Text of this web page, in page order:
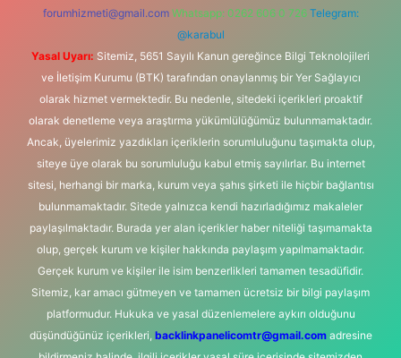
forumhizmeti@gmail.com Whatsapp: 0262 606 0 726 Telegram:
@karabul
Yasal Uyarı: Sitemiz, 5651 Sayılı Kanun gereğince Bilgi Teknolojileri
ve İletişim Kurumu (BTK) tarafından onaylanmış bir Yer Sağlayıcı
olarak hizmet vermektedir. Bu nedenle, sitedeki içerikleri proaktif
olarak denetleme veya araştırma yükümlülüğümüz bulunmamaktadır.
Ancak, üyelerimiz yazdıkları içeriklerin sorumluluğunu taşımakta olup,
siteye üye olarak bu sorumluluğu kabul etmiş sayılırlar. Bu internet
sitesi, herhangi bir marka, kurum veya şahıs şirketi ile hiçbir bağlantısı
bulunmamaktadır. Sitede yalnızca kendi hazırladığımız makaleler
paylaşılmaktadır. Burada yer alan içerikler haber niteliği taşımamakta
olup, gerçek kurum ve kişiler hakkında paylaşım yapılmamaktadır.
Gerçek kurum ve kişiler ile isim benzerlikleri tamamen tesadüfidir.
Sitemiz, kar amacı gütmeyen ve tamamen ücretsiz bir bilgi paylaşım
platformudur. Hukuka ve yasal düzenlemelere aykırı olduğunu
düşündüğünüz içerikleri, backlinkpanelicomtr@gmail.comadresine